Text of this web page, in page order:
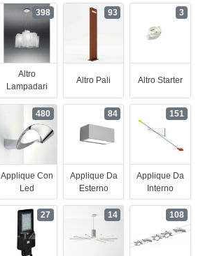
Altro
Lampadari
398
Altro Pali
93
Altro Starter
3
Applique Con
Led
480
Applique Da
Esterno
84
Applique Da
Interno
151
27 14 108